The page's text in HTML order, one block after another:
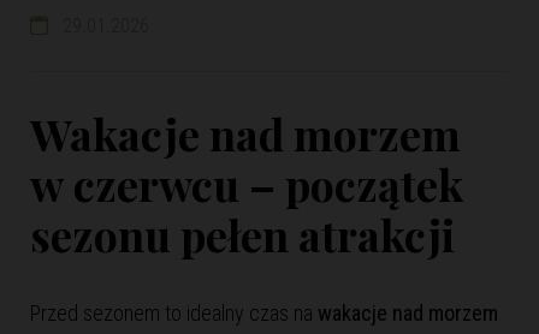
Wakacje nad morzem
w czerwcu – początek
sezonu pełen atrakcji
Przed sezonem to idealny czas na wakacje nad morzem